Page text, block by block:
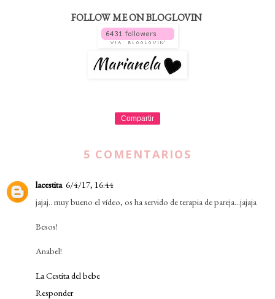
FOLLOW ME ON BLOGLOVIN
Compartir
5 COMENTARIOS
lacestita 6/4/17, 16:44
jajaj.. muy bueno el vídeo, os ha servido de terapia de pareja...jajaja
Besos!
Anabel!
La Cestita del bebe
Responder